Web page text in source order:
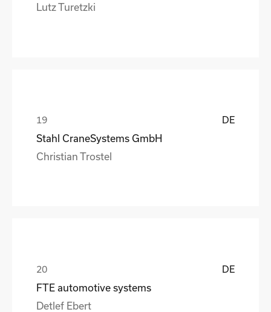
Lutz Turetzki
DE
Stahl CraneSystems GmbH
Christian Trostel
DE
FTE automotive systems
Detlef Ebert